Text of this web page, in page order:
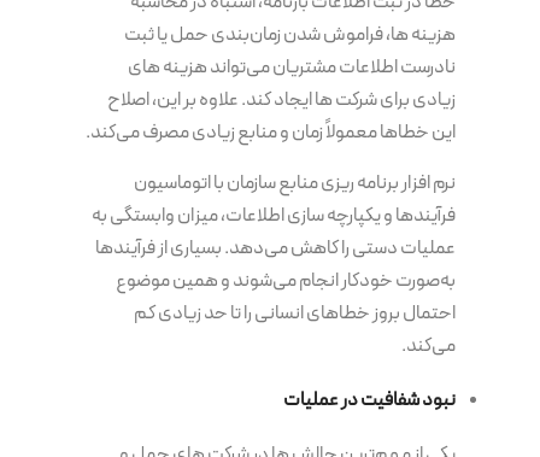
هزینه ها، فراموش شدن زمان‌بندی حمل یا ثبت
نادرست اطلاعات مشتریان می‌تواند هزینه های
زیادی برای شرکت ها ایجاد کند. علاوه بر این، اصلاح
این خطاها معمولاً زمان و منابع زیادی مصرف می‌کند.
نرم افزار برنامه ریزی منابع سازمان با اتوماسیون
فرآیندها و یکپارچه سازی اطلاعات، میزان وابستگی به
عملیات دستی را کاهش می‌دهد. بسیاری از فرآیندها
به‌صورت خودکار انجام می‌شوند و همین موضوع
احتمال بروز خطاهای انسانی را تا حد زیادی کم
می‌کند.
نبود شفافیت در عملیات